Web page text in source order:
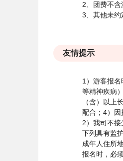
2、团费不含
3、其他未约
友情提示
1）游客报
等精神疾病
（含）以上
配合；4）因
2）我司不
下列具有监
成年人住所
报名时，必